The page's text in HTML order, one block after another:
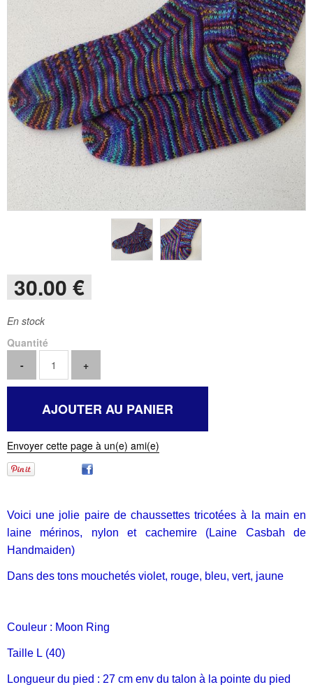
30.00 €
En stock
Quantité
Envoyer cette page à un(e) ami(e)
Voici une jolie paire de chaussettes tricotées à la main en
laine mérinos, nylon et cachemire (Laine Casbah de
Handmaiden)
Dans des tons mouchetés violet, rouge, bleu, vert, jaune
Couleur : Moon Ring
Taille L (40)
Longueur du pied : 27 cm env du talon à la pointe du pied